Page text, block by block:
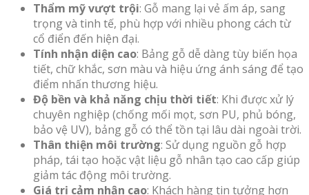
Thẩm mỹ vượt trội: Gỗ mang lại vẻ ấm áp, sang
trọng và tinh tế, phù hợp với nhiều phong cách từ
cổ điển đến hiện đại.
Tính nhận diện cao: Bảng gỗ dễ dàng tùy biến họa
tiết, chữ khắc, sơn màu và hiệu ứng ánh sáng để tạo
điểm nhấn thương hiệu.
Độ bền và khả năng chịu thời tiết: Khi được xử lý
chuyên nghiệp (chống mối mọt, sơn PU, phủ bóng,
bảo vệ UV), bảng gỗ có thể tồn tại lâu dài ngoài trời.
Thân thiện môi trường: Sử dụng nguồn gỗ hợp
pháp, tái tạo hoặc vật liệu gỗ nhân tạo cao cấp giúp
giảm tác động môi trường.
Giá trị cảm nhận cao: Khách hàng tin tưởng hơn